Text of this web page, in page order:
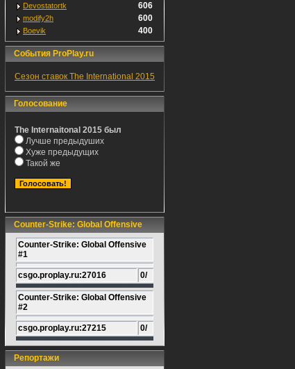
Devostatortk 606
modify2h 600
Boevik 400
События ProPlay.ru
Сезон ставок The International 2015
Голосование
The Internaitonal 2015 был
Лучше предыдуших
Хуже предыдущих
Такой же
Counter-Strike: Global Offensive
Counter-Strike: Global Offensive
#1
csgo.proplay.ru:27016 0/
Counter-Strike: Global Offensive
#2
csgo.proplay.ru:27215 0/
Репортажи